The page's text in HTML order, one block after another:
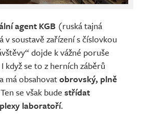
agent KGB (ruská tajná
soustavě zařízení s číslovkou
dojde k vážné poruše
když se to z herních záběrů
má obsahovatobrovský, plně
se však bude střídat
laboratoří.